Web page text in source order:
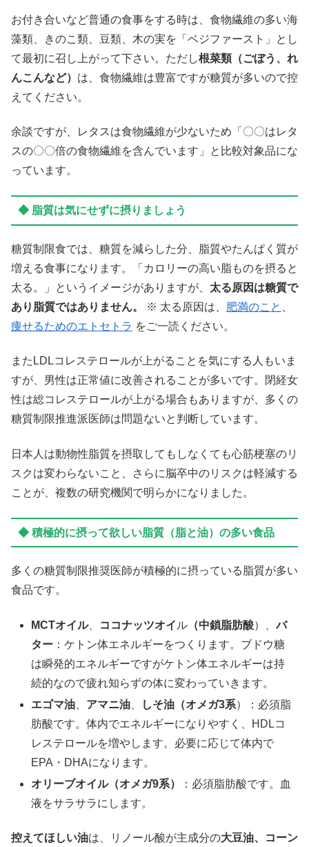
お付き合いなど普通の食事をする時は、食物繊維の多い海
藻類、きのこ類、豆類、木の実を「ベジファースト」とし
て最初に召し上がって下さい。ただし根菜類（ごぼう、れ
んこんなど） は、食物繊維は豊富ですが糖質が多いので控
えてください。
余談ですが、レタスは食物繊維が少ないため「〇〇はレタ
スの〇〇倍の食物繊維を含んでいます」と比較対象品にな
っています。
◆ 脂質は気にせずに摂りましょう
糖質制限食では、糖質を減らした分、脂質やたんぱく質が
増える食事になります。「カロリーの高い脂ものを摂ると
太る。」というイメージがありますが、 太る原因は糖質で
あり脂質ではありません。
※ 太る原因は、 肥満のこと
痩せるためのエトセトラ をご一読ください。
またLDLコレステロールが上がることを気にする人もいま
すが、男性は正常値に改善されることが多いです。閉経女
性は総コレステロールが上がる場合もありますが、多くの
糖質制限推進派医師は問題ないと判断しています。
日本人は動物性脂質を摂取してもしなくても心筋梗塞のリ
スクは変わらないこと、さらに脳卒中のリスクは軽減する
ことが、複数の研究機関で明らかになりました。
◆ 積極的に摂って欲しい脂質（脂と油）の多い食品
多くの糖質制限推奨医師が積極的に摂っている脂質が多い
食品です。
MCTオイル、 ココナッツオイ ル （中鎖脂肪酸）、バ
ター ：ケトン体エネルギーをつくります。ブドウ糖
は瞬発的エネルギーですがケトン体エネルギーは持
続的なので疲れ知らずの体に変わっていきます。
エゴマ油
アマニ油 しそ油（オメガ3系）：必須脂
肪酸です。体内でエネルギーになりやすく、HDLコ
レステロールを増やします。必要に応じて体内で
EPA・DHAになります。
オリーブオイル（オメガ9系）
：必須脂肪酸です。血
液をサラサラにします。
控えてほしい油は、リノール酸が主成分の大豆油、コーン